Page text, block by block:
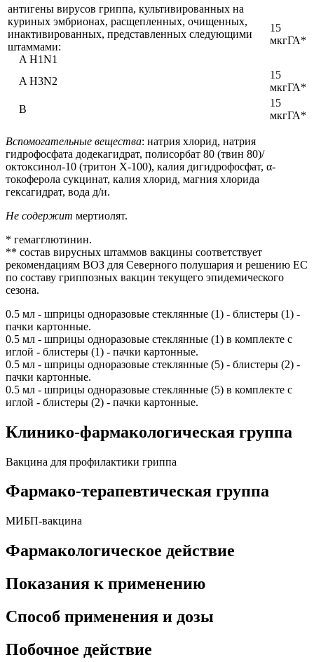
антигены вирусов гриппа, культивированных на
куриных эмбрионах, расщепленных, очищенных,
инактивированных, представленных следующими
штаммами:
A H1N1
15
мкгГА*
A H3N2
15
мкгГА*
B
15
мкгГА*
Вспомогательные вещества: натрия хлорид, натрия
гидрофосфата додекагидрат, полисорбат 80 (твин 80)/
октоксинол-10 (тритон Х-100), калия дигидрофосфат, α-
токоферола сукцинат, калия хлорид, магния хлорида
гексагидрат, вода д/и.
Не содержит мертиолят.
* гемагглютинин.
** состав вирусных штаммов вакцины соответствует
рекомендациям ВОЗ для Северного полушария и решению ЕС
по составу гриппозных вакцин текущего эпидемического
сезона.
0.5 мл - шприцы одноразовые стеклянные (1) - блистеры (1) -
пачки картонные.
0.5 мл - шприцы одноразовые стеклянные (1) в комплекте с
иглой - блистеры (1) - пачки картонные.
0.5 мл - шприцы одноразовые стеклянные (5) - блистеры (2) -
пачки картонные.
0.5 мл - шприцы одноразовые стеклянные (5) в комплекте с
иглой - блистеры (2) - пачки картонные.
Клинико-фармакологическая группа
Вакцина для профилактики гриппа
Фармако-терапевтическая группа
МИБП-вакцина
Фармакологическое действие
Показания к применению
Способ применения и дозы
Побочное действие